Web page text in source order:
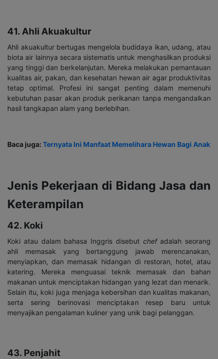
41. Ahli Akuakultur
Ahli akuakultur bertugas mengelola budidaya ikan, udang, atau
biota air lainnya secara sistematis untuk menghasilkan produksi
yang tinggi dan berkelanjutan. Mereka melakukan pemantauan
kualitas air, pakan, dan kesehatan hewan air agar produktivitas
tetap optimal. Profesi ini sangat penting dalam memenuhi
kebutuhan pasar akan produk perikanan tanpa mengandalkan
hasil tangkapan alam yang berlebihan.
Baca juga: Ternyata Ini Manfaat Memelihara Hewan Bagi Anak
Jenis Pekerjaan di Bidang Jasa dan
Keterampilan
42. Koki
Koki atau dalam bahasa Inggris disebut chef adalah seorang
ahli memasak yang bertanggung jawab merencanakan,
menyiapkan, dan memasak hidangan di restoran, hotel, atau
katering. Mereka menguasai teknik memasak dan bahan
makanan untuk menciptakan hidangan yang lezat dan menarik.
Selain itu, koki juga menjaga kebersihan dan kualitas makanan,
serta sering berinovasi menciptakan resep baru untuk
menyajikan pengalaman kuliner yang unik bagi pelanggan.
43. Penjahit